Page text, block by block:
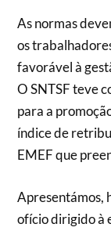
As normas
os
favorável à
O SNTSF teve
para a
índice de
EMEF que
Apresentámos,
ofício dirigido à